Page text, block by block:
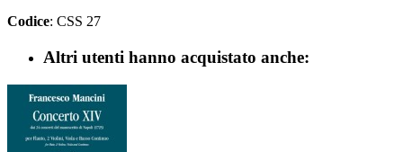
Codice: CSS 27
Altri utenti hanno acquistato anche: